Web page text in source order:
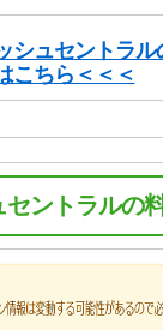
シュセントラル
こちら＜＜＜
ントラルの